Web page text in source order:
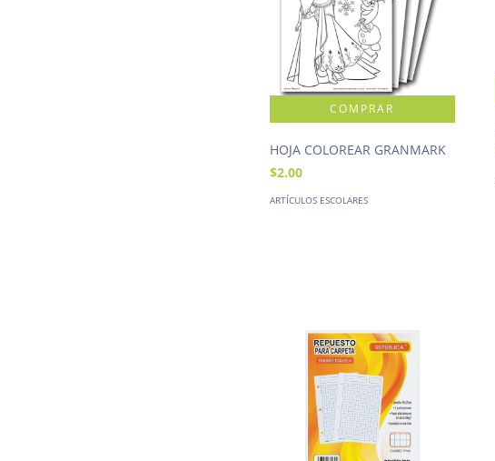
HOJA COLOREAR GRANMARK
$2.00
ARTÍCULOS ESCOLARES